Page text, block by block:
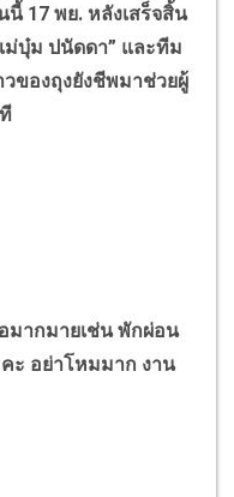
นี้ 17 พย. หลังเสร็จสิ้น
ม่บุ๋ม ปนัดดา” และทีม
ของถุงยังชีพมาช่วยผู้
มากมายเช่น พักผ่อน
ะ อย่าโหมมาก งาน